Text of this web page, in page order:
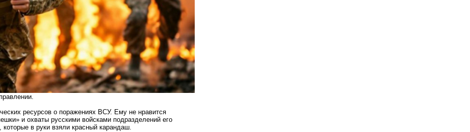
ресурсов о поражениях ВСУ. Ему не нравится
и охваты русскими войсками подразделений его
в руки взяли красный карандаш.